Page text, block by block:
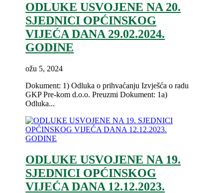
ODLUKE USVOJENE NA 20.
SJEDNICI OPĆINSKOG
VIJEĆA DANA 29.02.2024.
GODINE
ožu 5, 2024
Dokument: 1) Odluka o prihvaćanju Izvješća o radu
GKP Pre-kom d.o.o. Preuzmi Dokument: 1a)
Odluka...
ODLUKE USVOJENE NA 19.
SJEDNICI OPĆINSKOG
VIJEĆA DANA 12.12.2023.